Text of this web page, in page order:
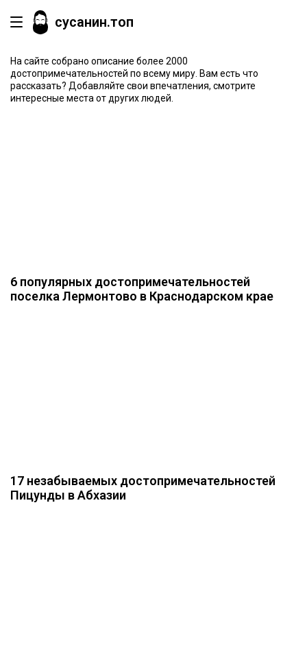
сусанин.топ
На сайте собрано описание более 2000
достопримечательностей по всему миру. Вам есть что
рассказать? Добавляйте свои впечатления, смотрите
интересные места от других людей.
6 популярных достопримечательностей
поселка Лермонтово в Краснодарском крае
17 незабываемых достопримечательностей
Пицунды в Абхазии